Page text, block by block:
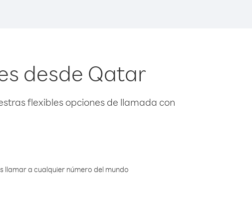
desde Qatar
flexibles opciones de llamada con
llamar a cualquier número del mundo